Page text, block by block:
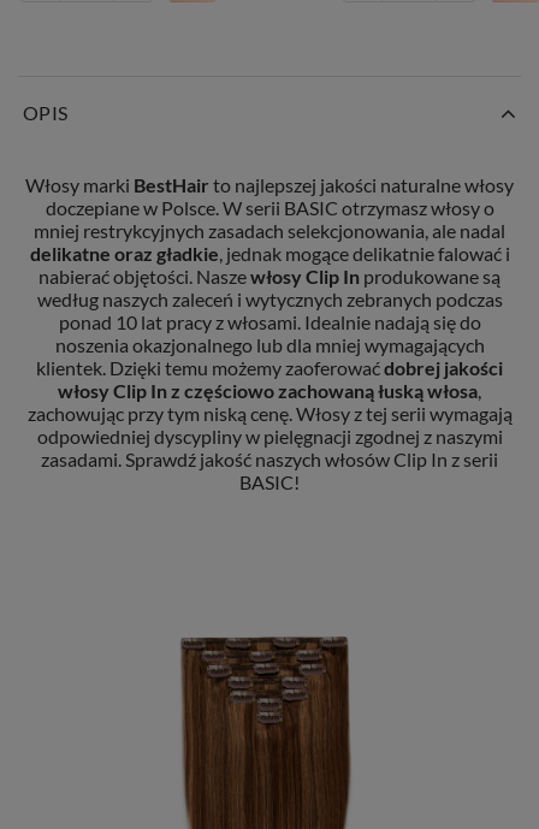
OPIS
Włosy marki BestHair to najlepszej jakości naturalne włosy
doczepiane w Polsce. W serii BASIC otrzymasz włosy o
mniej restrykcyjnych zasadach selekcjonowania, ale nadal
delikatne oraz gładkie , jednak mogące delikatnie falować i
nabierać objętości. Naszewłosy Clip In produkowane są
według naszych zaleceń i wytycznych zebranych podczas
ponad 10 lat pracy z włosami. Idealnie nadają się do
noszenia okazjonalnego lub dla mniej wymagających
klientek. Dzięki temu możemy zaoferowaćdobrej jakości
włosy Clip In z częściowo zachowaną łuską włosa
zachowując przy tym niską cenę. Włosy z tej serii wymagają
odpowiedniej dyscypliny w pielęgnacji zgodnej z naszymi
zasadami. Sprawdź jakość naszych włosów Clip In z serii
BASIC!